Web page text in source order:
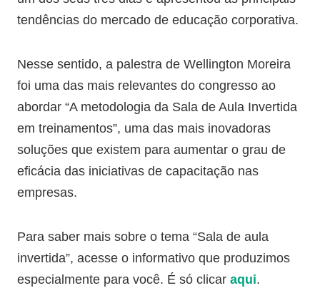
tendências do mercado de educação corporativa.
Nesse sentido, a palestra de Wellington Moreira
foi uma das mais relevantes do congresso ao
abordar “A metodologia da Sala de Aula Invertida
em treinamentos”, uma das mais inovadoras
soluções que existem para aumentar o grau de
eficácia das iniciativas de capacitação nas
empresas.
Para saber mais sobre o tema “Sala de aula
invertida”, acesse o informativo que produzimos
especialmente para você. É só clicar aqui.